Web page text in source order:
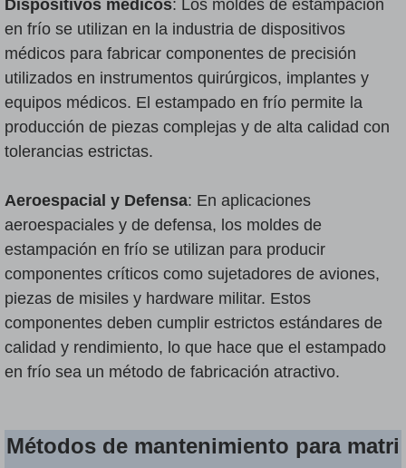
Dispositivos médicos: Los moldes de estampación
en frío se utilizan en la industria de dispositivos
médicos para fabricar componentes de precisión
utilizados en instrumentos quirúrgicos, implantes y
equipos médicos. El estampado en frío permite la
producción de piezas complejas y de alta calidad con
tolerancias estrictas.
Aeroespacial y Defensa: En aplicaciones
aeroespaciales y de defensa, los moldes de
estampación en frío se utilizan para producir
componentes críticos como sujetadores de aviones,
piezas de misiles y hardware militar. Estos
componentes deben cumplir estrictos estándares de
calidad y rendimiento, lo que hace que el estampado
en frío sea un método de fabricación atractivo.
Métodos de mantenimiento para matri